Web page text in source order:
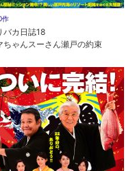
作
バカ日誌18
ちゃんスーさん瀬戸の約束